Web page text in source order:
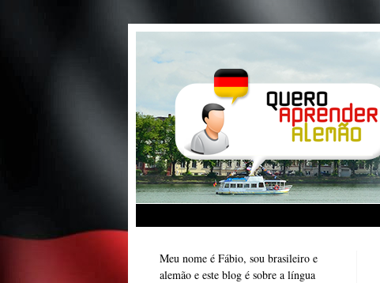
Meu nome é Fábio, sou brasileiro e
alemão e este blog é sobre a língua